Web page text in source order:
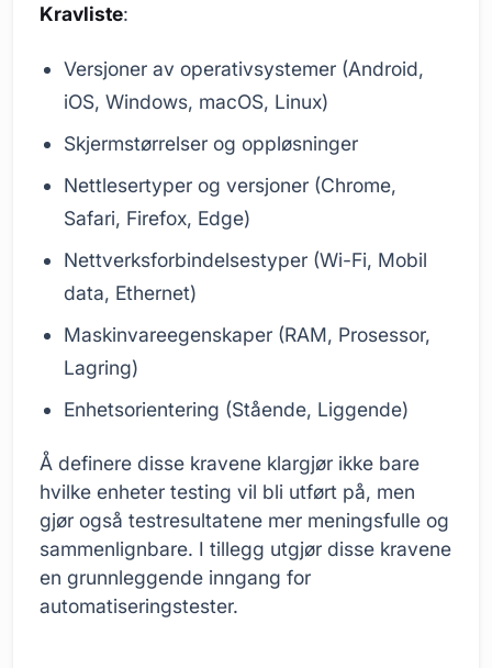
Kravliste:
Versjoner av operativsystemer (Android,
iOS, Windows, macOS, Linux)
Skjermstørrelser og oppløsninger
Nettlesertyper og versjoner (Chrome,
Safari, Firefox, Edge)
Nettverksforbindelsestyper (Wi-Fi, Mobil
data, Ethernet)
Maskinvareegenskaper (RAM, Prosessor,
Lagring)
Enhetsorientering (Stående, Liggende)
Å definere disse kravene klargjør ikke bare
hvilke enheter testing vil bli utført på, men
gjør også testresultatene mer meningsfulle og
sammenlignbare. I tillegg utgjør disse kravene
en grunnleggende inngang for
automatiseringstester.